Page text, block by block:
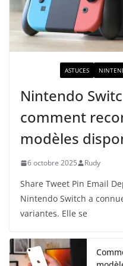
ASTUCES
Nintendo
comment
modèles
6 octobre 2025 Rudy
Share Tweet Pin Email
Nintendo Switch a
variantes. Elle se